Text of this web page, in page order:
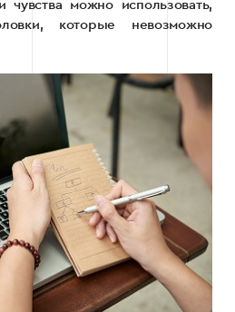
чувства можно использовать,
которые невозможно